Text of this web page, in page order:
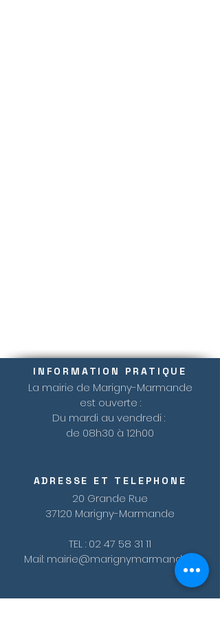
INFORMATION PRATIQUE
La mairie de Marigny-Marmande
est ouverte :
Du mardi au vendredi :
de 08h30 à 12h00
ADRESSE ET TELEPHONE
20 Grande Rue
37120 Marigny-Marmande
TEL : 02 47 58 31 11
Mail: mairie@marignymarmande.fr